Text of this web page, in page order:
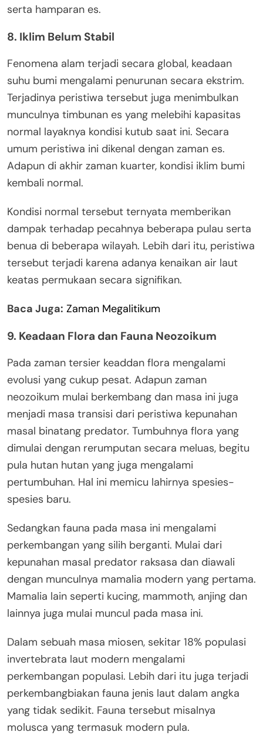
serta hamparan es.
8. Iklim Belum Stabil
Fenomena alam terjadi secara global, keadaan
suhu bumi mengalami penurunan secara ekstrim.
Terjadinya peristiwa tersebut juga menimbulkan
munculnya timbunan es yang melebihi kapasitas
normal layaknya kondisi kutub saat ini. Secara
umum peristiwa ini dikenal dengan zaman es.
Adapun di akhir zaman kuarter, kondisi iklim bumi
kembali normal.
Kondisi normal tersebut ternyata memberikan
dampak terhadap pecahnya beberapa pulau serta
benua di beberapa wilayah. Lebih dari itu, peristiwa
tersebut terjadi karena adanya kenaikan air laut
keatas permukaan secara signifikan.
Baca Juga: Zaman Megalitikum
9. Keadaan Flora dan Fauna Neozoikum
Pada zaman tersier keaddan flora mengalami
evolusi yang cukup pesat. Adapun zaman
neozoikum mulai berkembang dan masa ini juga
menjadi masa transisi dari peristiwa kepunahan
masal binatang predator. Tumbuhnya flora yang
dimulai dengan rerumputan secara meluas, begitu
pula hutan hutan yang juga mengalami
pertumbuhan. Hal ini memicu lahirnya spesies-
spesies baru.
Sedangkan fauna pada masa ini mengalami
perkembangan yang silih berganti. Mulai dari
kepunahan masal predator raksasa dan diawali
dengan munculnya mamalia modern yang pertama.
Mamalia lain seperti kucing, mammoth, anjing dan
lainnya juga mulai muncul pada masa ini.
Dalam sebuah masa miosen, sekitar 18% populasi
invertebrata laut modern mengalami
perkembangan populasi. Lebih dari itu juga terjadi
perkembangbiakan fauna jenis laut dalam angka
yang tidak sedikit. Fauna tersebut misalnya
molusca yang termasuk modern pula.